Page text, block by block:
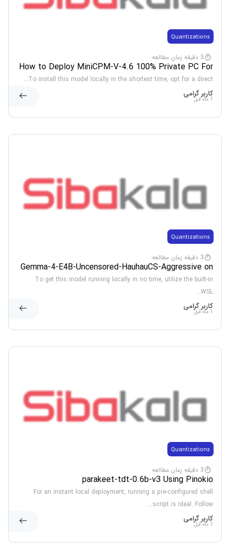
Quantizations
3 دقیقه زمان مطالعه
How to Deploy MiniCPM-V-4.6 100% Private PC For
Low VRAM (6GB/8GB)
To install this model locally in the shortest time, opt for a direct...
کاربر گرامی
1 ماه قبل
Quantizations
3 دقیقه زمان مطالعه
Gemma-4-E4B-Uncensored-HauhauCS-Aggressive on
AMD/Nvidia GPU Uncensored Edition Dummy Proof
Guide
To get this model running locally in no time, utilize the built-in
WSL...
کاربر گرامی
1 ماه قبل
Quantizations
3 دقیقه زمان مطالعه
parakeet-tdt-0.6b-v3 Using Pinokio
For an instant local deployment, running a pre-configured shell
script is ideal. Follow...
کاربر گرامی
1 ماه قبل